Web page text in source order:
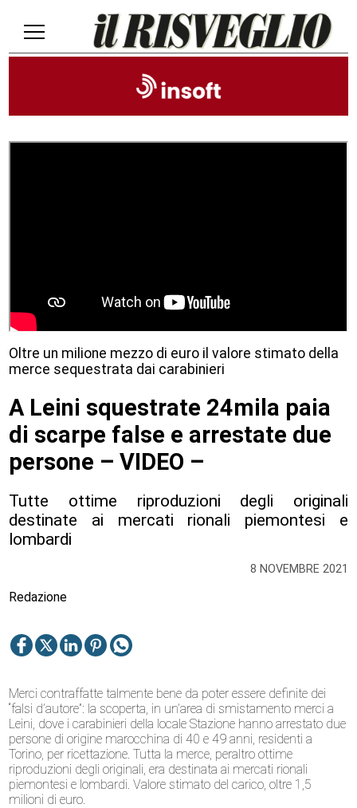
8 NOVEMBRE 2021
Oltre un milione mezzo di euro il valore stimato della
merce sequestrata dai carabinieri
A Leini squestrate 24mila paia
di scarpe false e arrestate due
persone – VIDEO –
Tutte ottime riproduzioni degli originali
destinate ai mercati rionali piemontesi e
lombardi
Redazione
Merci contraffatte talmente bene da poter essere definite dei
“falsi d’autore”: la scoperta, in un’area di smistamento merci a
Leini, dove i carabinieri della locale Stazione hanno arrestato due
persone di origine marocchina di 40 e 49 anni, residenti a
Torino, per ricettazione. Tutta la merce, peraltro ottime
riproduzioni degli originali, era destinata ai mercati rionali
piemontesi e lombardi. Valore stimato del carico, oltre 1,5
milioni di euro.